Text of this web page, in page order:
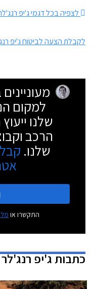
לצפיה בכל דגמי ג'יפ
לקבלת הצעה לביטוח ג'יפ
למקום
שלנו
הרכב
שלנו.
התקשרו או
כתבותג'יפ